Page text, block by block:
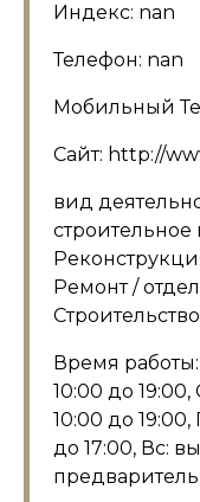
Индекс: nan
Телефон: nan
Мобильный
Сайт: http://
вид
Ремонт /
Время работы:
10:00 до 19:00,
10:00 до 19:00,
до 17:00, Вс: